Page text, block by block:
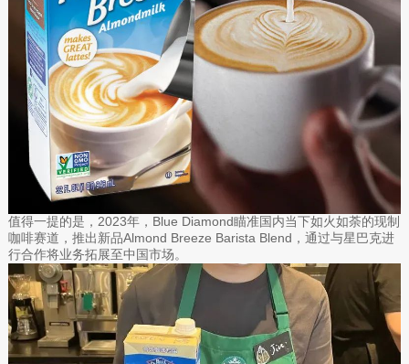
值得一提的是，2023年，Blue Diamond瞄准国内当下如火如荼的现制
咖啡赛道，推出新品Almond Breeze Barista Blend，通过与星巴克进
行合作将业务拓展至中国市场。